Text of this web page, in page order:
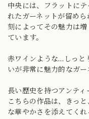
中央には、フラットに
れたガーネットが留め
刻によってその魅力は
ています。
赤ワインような…しっと
いが非常に魅力的なガー
長い歴史を持つアンテ
こちらの作品は、きっ
な華やかさを添えてく